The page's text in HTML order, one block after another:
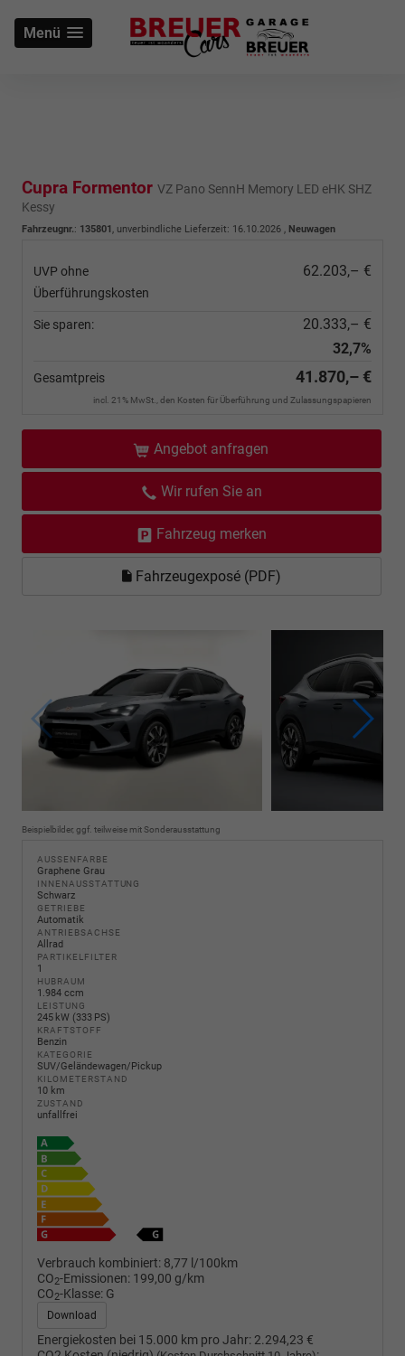
Menü
Cupra Formentor VZ Pano SennH Memory LED eHK SHZ
Kessy
Fahrzeugnr.: 135801 , unverbindliche Lieferzeit: 16.10.2026 , Neuwagen
UVP ohne
Überführungskosten
62.203,– €
Sie sparen:
20.333,– €
32,7%
Gesamtpreis 41.870,– €
incl. 21% MwSt., den Kosten für Überführung und Zulassungspapieren
Angebot anfragen
Wir rufen Sie an
Fahrzeug merken
Fahrzeugexposé (PDF)
Beispielbilder, ggf. teilweise mit Sonderausstattung
AUSSENFARBE
Graphene Grau
INNENAUSSTATTUNG
Schwarz
GETRIEBE
Automatik
ANTRIEBSACHSE
Allrad
PARTIKELFILTER
1
HUBRAUM
1.984 ccm
LEISTUNG
245 kW (333 PS)
KRAFTSTOFF
Benzin
KATEGORIE
SUV/Geländewagen/Pickup
KILOMETERSTAND
10 km
ZUSTAND
unfallfrei
Verbrauch kombiniert: 8,77 l/100km
CO2-Emissionen: 199,00 g/km
CO2-Klasse: G
Download
Energiekosten bei 15.000 km pro Jahr: 2.294,23 €